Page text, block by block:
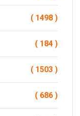
( 1498 )
( 184 )
( 1503 )
( 686 )